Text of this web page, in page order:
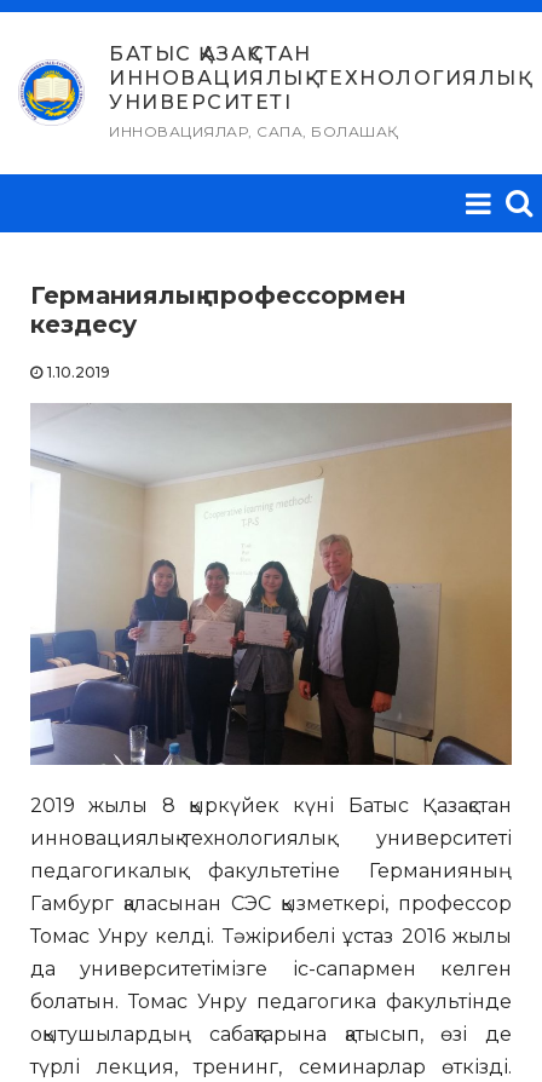
Skip
content
БАТЫС ҚАЗАҚСТАН
ИННОВАЦИЯЛЫҚ-ТЕХНОЛОГИЯЛЫҚ
УНИВЕРСИТЕТІ
ИННОВАЦИЯЛАР, САПА, БОЛАШАҚ
Германиялық профессормен
кездесу
1.10.2019
2019 жылы 8 қыркүйек күні Батыс Қазақстан
инновациялық-технологиялық университеті
педагогикалық факультетіне Германияның
Гамбург қаласынан СЭС қызметкері, профессор
Томас Унру келді. Тәжірибелі ұстаз 2016 жылы
да университетімізге іс-сапармен келген
болатын. Томас Унру педагогика факультінде
оқытушылардың сабақтарына қатысып, өзі де
түрлі лекция, тренинг, семинарлар өткізді.